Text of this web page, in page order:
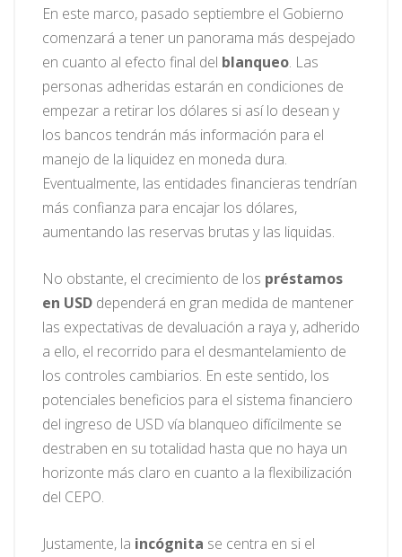
En este marco, pasado septiembre el Gobierno
comenzará a tener un panorama más despejado
en cuanto al efecto final del blanqueo. Las
personas adheridas estarán en condiciones de
empezar a retirar los dólares si así lo desean y
los bancos tendrán más información para el
manejo de la liquidez en moneda dura.
Eventualmente, las entidades financieras tendrían
más confianza para encajar los dólares,
aumentando las reservas brutas y las liquidas.
No obstante, el crecimiento de los préstamos
en USD dependerá en gran medida de mantener
las expectativas de devaluación a raya y, adherido
a ello, el recorrido para el desmantelamiento de
los controles cambiarios. En este sentido, los
potenciales beneficios para el sistema financiero
del ingreso de USD vía blanqueo difícilmente se
destraben en su totalidad hasta que no haya un
horizonte más claro en cuanto a la flexibilización
del CEPO.
Justamente, la incógnita se centra en si el